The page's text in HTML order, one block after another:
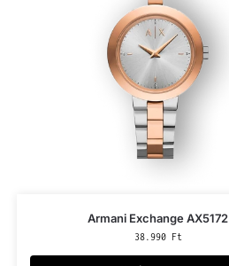
Armani Exchange AX5172
38.990 Ft